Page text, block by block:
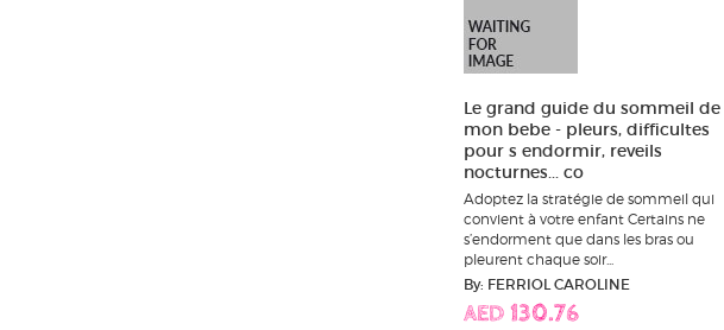
Le grand guide du sommeil de
mon bebe - pleurs, difficultes
pour s endormir, reveils
nocturnes... co
Adoptez la stratégie de sommeil qui
convient à votre enfant Certains ne
s’endorment que dans les bras ou
pleurent chaque soir...
By: FERRIOL CAROLINE
AED 130.76